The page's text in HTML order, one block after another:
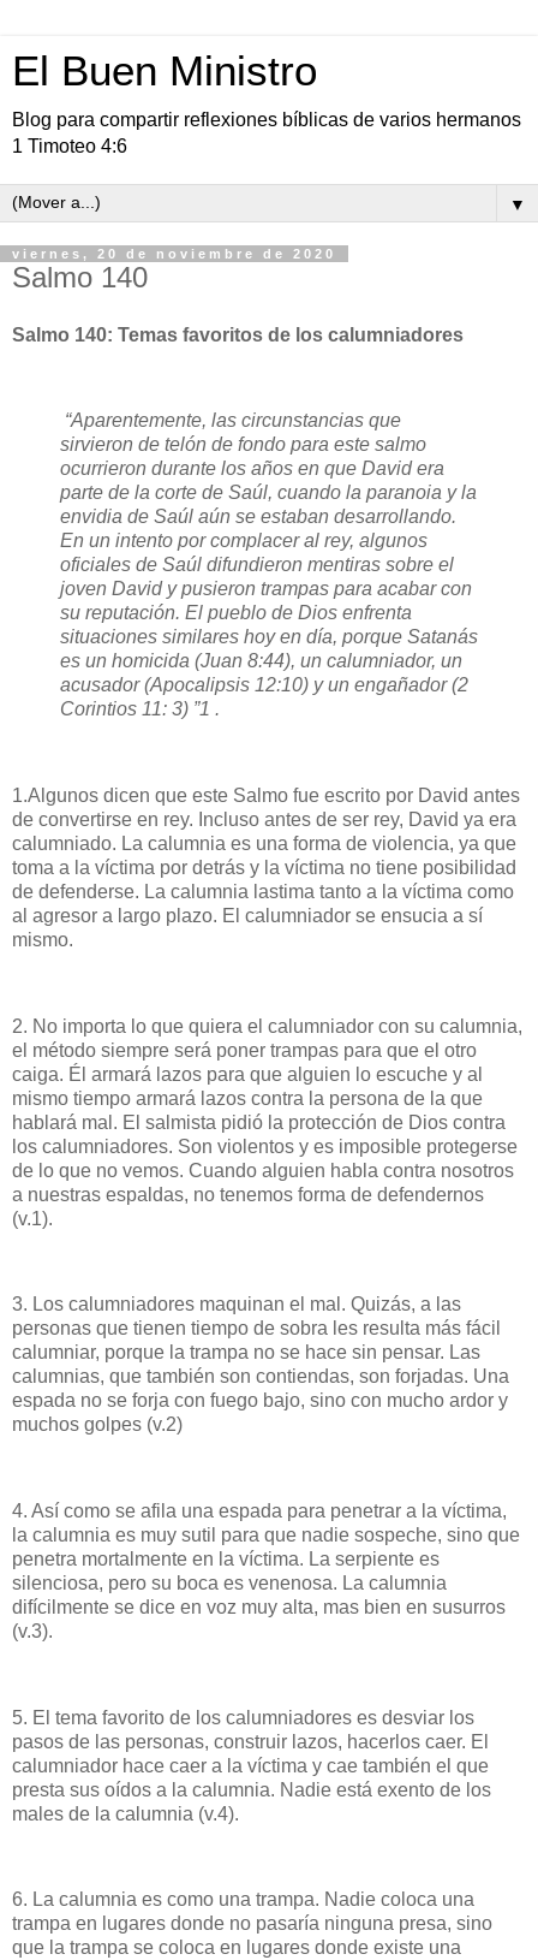
El Buen Ministro
Blog para compartir reflexiones bíblicas de varios hermanos
1 Timoteo 4:6
▼
viernes, 20 de noviembre de 2020
Salmo 140
Salmo 140: Temas favoritos de los calumniadores
“Aparentemente, las circunstancias que
sirvieron de telón de fondo para este salmo
ocurrieron durante los años en que David era
parte de la corte de Saúl, cuando la paranoia y la
envidia de Saúl aún se estaban desarrollando.
En un intento por complacer al rey, algunos
oficiales de Saúl difundieron mentiras sobre el
joven David y pusieron trampas para acabar con
su reputación. El pueblo de Dios enfrenta
situaciones similares hoy en día, porque Satanás
es un homicida (Juan 8:44), un calumniador, un
acusador (Apocalipsis 12:10) y un engañador (2
Corintios 11: 3) ”1 .
1.Algunos dicen que este Salmo fue escrito por David antes
de convertirse en rey. Incluso antes de ser rey, David ya era
calumniado. La calumnia es una forma de violencia, ya que
toma a la víctima por detrás y la víctima no tiene posibilidad
de defenderse. La calumnia lastima tanto a la víctima como
al agresor a largo plazo. El calumniador se ensucia a sí
mismo.
2. No importa lo que quiera el calumniador con su calumnia,
el método siempre será poner trampas para que el otro
caiga. Él armará lazos para que alguien lo escuche y al
mismo tiempo armará lazos contra la persona de la que
hablará mal. El salmista pidió la protección de Dios contra
los calumniadores. Son violentos y es imposible protegerse
de lo que no vemos. Cuando alguien habla contra nosotros
a nuestras espaldas, no tenemos forma de defendernos
(v.1).
3. Los calumniadores maquinan el mal. Quizás, a las
personas que tienen tiempo de sobra les resulta más fácil
calumniar, porque la trampa no se hace sin pensar. Las
calumnias, que también son contiendas, son forjadas. Una
espada no se forja con fuego bajo, sino con mucho ardor y
muchos golpes (v.2)
4. Así como se afila una espada para penetrar a la víctima,
la calumnia es muy sutil para que nadie sospeche, sino que
penetra mortalmente en la víctima. La serpiente es
silenciosa, pero su boca es venenosa. La calumnia
difícilmente se dice en voz muy alta, mas bien en susurros
(v.3).
5. El tema favorito de los calumniadores es desviar los
pasos de las personas, construir lazos, hacerlos caer. El
calumniador hace caer a la víctima y cae también el que
presta sus oídos a la calumnia. Nadie está exento de los
males de la calumnia (v.4).
6. La calumnia es como una trampa. Nadie coloca una
trampa en lugares donde no pasaría ninguna presa, sino
que la trampa se coloca en lugares donde existe una